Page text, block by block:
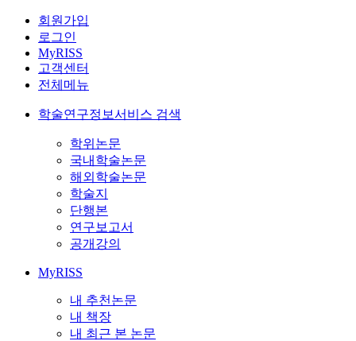
회원가입
로그인
MyRISS
고객센터
전체메뉴
학술연구정보서비스 검색
학위논문
국내학술논문
해외학술논문
학술지
단행본
연구보고서
공개강의
MyRISS
내 추천논문
내 책장
내 최근 본 논문